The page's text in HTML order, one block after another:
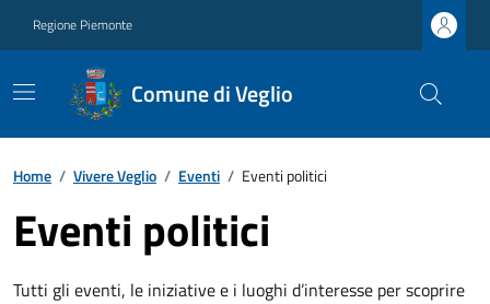
Regione Piemonte
Comune di Veglio
Home / Vivere Veglio / Eventi / Eventi politici
Eventi politici
Tutti gli eventi, le iniziative e i luoghi d’interesse per scoprire